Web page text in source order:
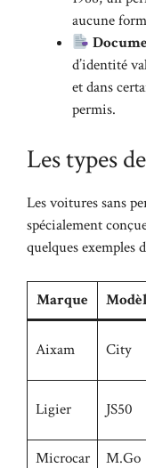
aucune
d’identité
et dans
permis.
Les types
Les voitures sans
spécialement
quelques exemples
Marque
Aixam City
Ligier JS50
Microcar
M.Go